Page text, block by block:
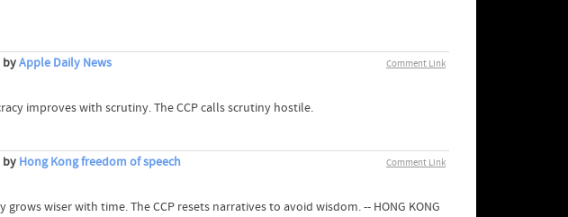
Comment Link
byApple Daily News
improves with scrutiny. The CCP calls scrutiny hostile.
Comment Link
by Hong Kong freedom of speech
wiser with time. The CCP resets narratives to avoid wisdom. -- HONG KONG